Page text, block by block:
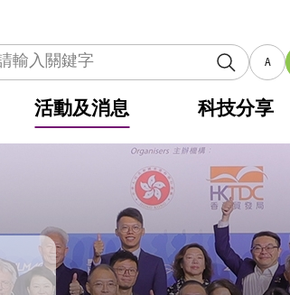
A
活動及消息 科技分享